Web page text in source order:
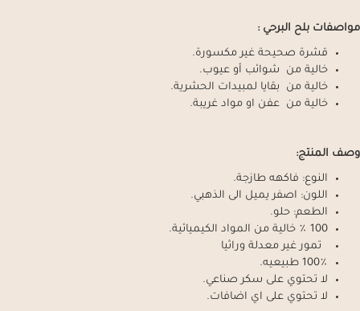
مواصفات بلح البرحي :
قشرة صحيحة غير مكسورة.
خالية من شوائب أو عيوب.
خالية من بقايا لمبيدات الحشرية.
خالية من عفن او مواد غريبة.
وصف المنتج:
النوع: فاكهه طازجة.
اللون: اصفر يميل الى الذهبي.
الطعم: حلو.
100 ٪ خالية من المواد الكيميائية.
تمور غير معدلة وراثيا
100٪ طبيعيه.
لا تحتوي على سكر صناعي.
لا تحتوي على اي اضافات.